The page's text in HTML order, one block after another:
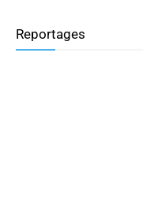
Reportages